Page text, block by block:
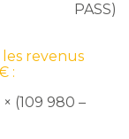
PASS)
revenus
:
(109 980 –